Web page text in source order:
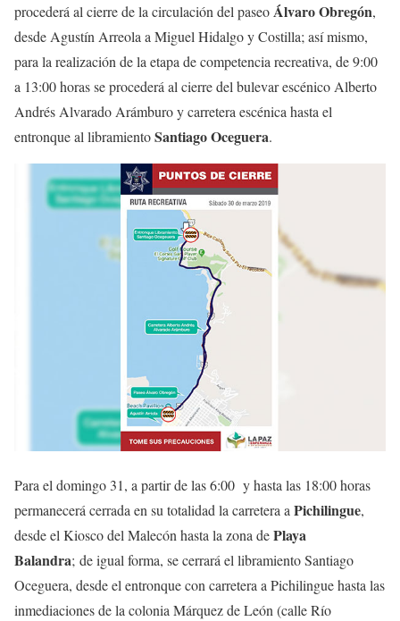
procederá al cierre de la circulación del paseoÁlvaro Obregón,
desde Agustín Arreola a Miguel Hidalgo y Costilla; así mismo,
para la realización de la etapa de competencia recreativa, de 9:00
a 13:00 horas se procederá al cierre del bulevar escénico Alberto
Andrés Alvarado Arámburo y carretera escénica hasta el
entronque al libramientoSantiago Oceguera.
Para el domingo 31, a partir de las 6:00 y hasta las 18:00 horas
permanecerá cerrada en su totalidad la carretera aPichilingue,
desde el Kiosco del Malecón hasta la zona dePlaya
Balandra; de igual forma, se cerrará el libramiento Santiago
Oceguera, desde el entronque con carretera a Pichilingue hasta las
inmediaciones de la colonia Márquez de León (calle Río